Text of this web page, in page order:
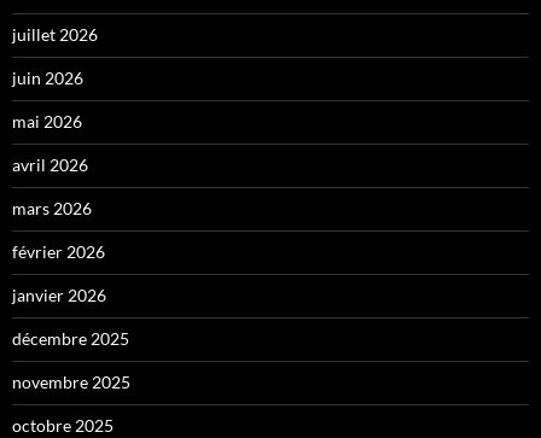
juillet 2026
juin 2026
mai 2026
avril 2026
mars 2026
février 2026
janvier 2026
décembre 2025
novembre 2025
octobre 2025